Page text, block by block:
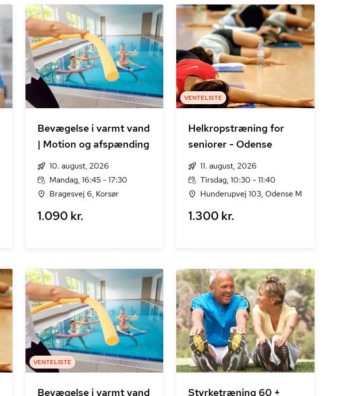
Bevægelse i varmt vand
| Motion og afspænding
10. august, 2026
Mandag, 16:45 - 17:30
Bragesvej 6, Korsør
1.090 kr.
VENTELISTE
Helkropstræning for
seniorer - Odense
11. august, 2026
Tirsdag, 10:30 - 11:40
Hunderupvej 103, Odense M
1.300 kr.
VENTELISTE
Bevægelse i varmt vand
Styrketræning 60 +